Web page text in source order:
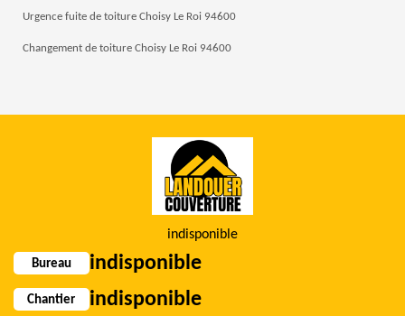
Urgence fuite de toiture Choisy Le Roi 94600
Changement de toiture Choisy Le Roi 94600
indisponible
Bureau indisponible
Chantier indisponible